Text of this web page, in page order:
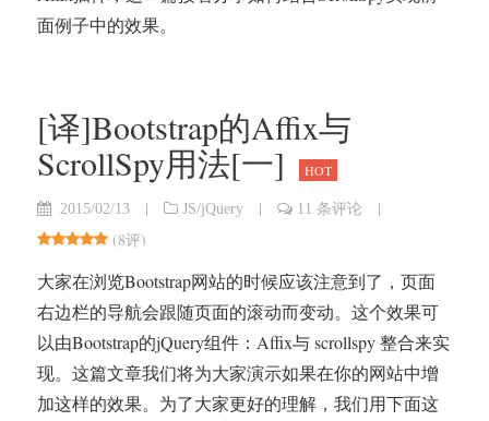
面例子中的效果。
[译]Bootstrap的Affix与
ScrollSpy用法[一]
HOT
2015/02/13 | JS/jQuery | 11 条评论
|
(8评)
大家在浏览Bootstrap网站的时候应该注意到了，页面
右边栏的导航会跟随页面的滚动而变动。这个效果可
以由Bootstrap的jQuery组件：Affix与 scrollspy 整合来实
现。这篇文章我们将为大家演示如果在你的网站中增
加这样的效果。为了大家更好的理解，我们用下面这